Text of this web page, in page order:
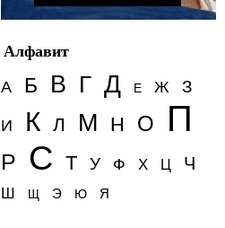
Алфавит
А
Б В Г Д Е Ж З
И К Л М Н О П
Р С Т У Ф Х Ц Ч
Ш Щ Э Ю Я